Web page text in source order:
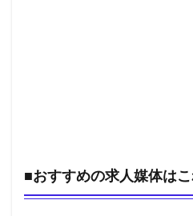
■おすすめの求人媒体はこ